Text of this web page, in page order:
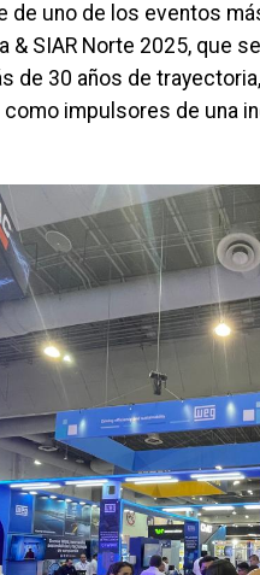
de uno de los eventos
& SIAR Norte 2025, que
de 30 años de
impulsores de una